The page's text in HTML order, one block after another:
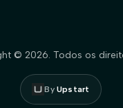
© 2026. Todos os
ByUpstart